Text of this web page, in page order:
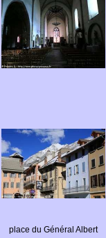
place du Général Albert